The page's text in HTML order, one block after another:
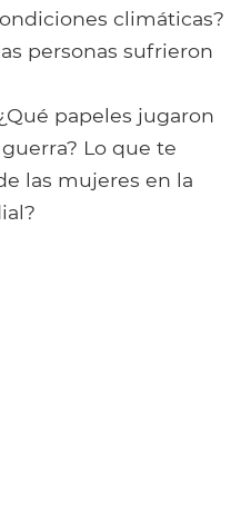
climáticas?
personas sufrieron
papeles jugaron
Lo que te
las mujeres en la